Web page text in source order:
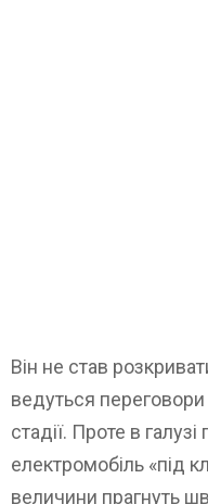
Він не став
ведуться
стадії. Проте в
електромобіль «під
величини прагнуть